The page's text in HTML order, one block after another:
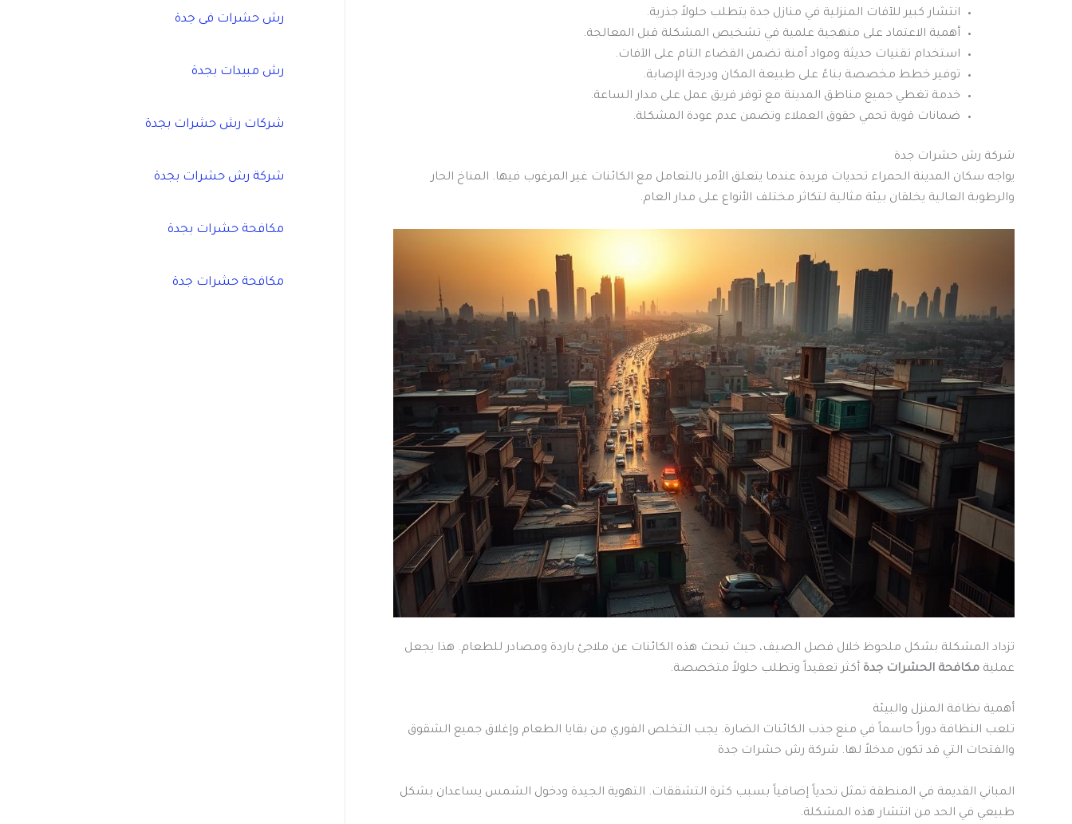
انتشار كبير للآفات المنزلية في منازل جدة يتطلب حلولاً جذرية.
أهمية الاعتماد على منهجية علمية في تشخيص المشكلة قبل المعالجة.
استخدام تقنيات حديثة ومواد آمنة تضمن القضاء التام على الآفات.
توفير خطط مخصصة بناءً على طبيعة المكان ودرجة الإصابة.
خدمة تغطي جميع مناطق المدينة مع توفر فريق عمل على مدار الساعة.
ضمانات قوية تحمي حقوق العملاء وتضمن عدم عودة المشكلة.
شركة رش حشرات جدة
يواجه سكان المدينة الحمراء تحديات فريدة عندما يتعلق الأمر بالتعامل مع الكائنات غير المرغوب فيها. المناخ الحار
والرطوبة العالية يخلقان بيئة مثالية لتكاثر مختلف الأنواع على مدار العام.
تزداد المشكلة بشكل ملحوظ خلال فصل الصيف، حيث تبحث هذه الكائنات عن ملاجئ باردة ومصادر للطعام. هذا يجعل
عملية مكافحة الحشرات جدة أكثر تعقيداً وتطلب حلولاً متخصصة.
أهمية نظافة المنزل والبيئة
تلعب النظافة دوراً حاسماً في منع جذب الكائنات الضارة. يجب التخلص الفوري من بقايا الطعام وإغلاق جميع الشقوق
والفتحات التي قد تكون مدخلاً لها. شركة رش حشرات جدة
المباني القديمة في المنطقة تمثل تحدياً إضافياً بسبب كثرة التشققات. التهوية الجيدة ودخول الشمس يساعدان بشكل
طبيعي في الحد من انتشار هذه المشكلة.
رش حشرات فى جدة
رش مبيدات بجدة
شركات رش حشرات بجدة
شركة رش حشرات بجدة
مكافحة حشرات بجدة
مكافحة حشرات جدة